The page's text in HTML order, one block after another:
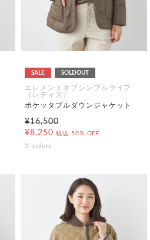
SALE SOLDOUT
エレメントオブシンプルライフ
（レディス）
ポケッタブルダウンジャケット
¥16,500
¥8,250 税込 50% OFF
2 colors